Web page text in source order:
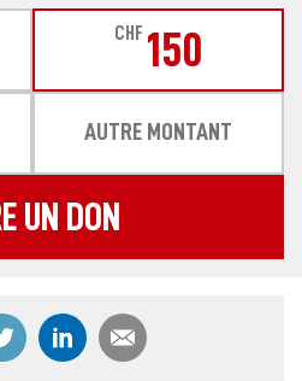
CHF 150
AUTRE MONTANT
UN DON
Partager ce contenu sur Facebook
Partager ce contenu sur Twitter
Partager ce contenu